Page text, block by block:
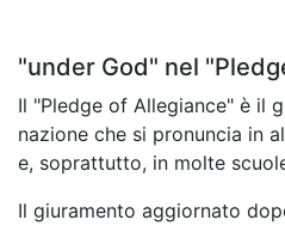
"under God" nel
Il "Pledge of Allegiance" è il
nazione che si pronuncia in
e, soprattutto, in molte
Il giuramento aggiornato